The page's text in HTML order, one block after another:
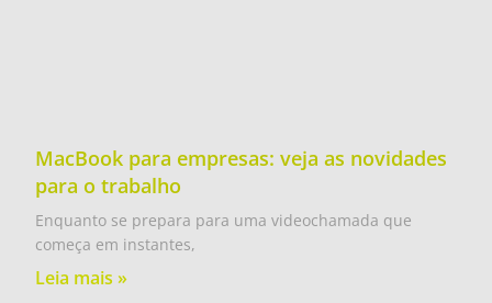
MacBook para empresas: veja as novidades
para o trabalho
Enquanto se prepara para uma videochamada que
começa em instantes,
Leia mais »